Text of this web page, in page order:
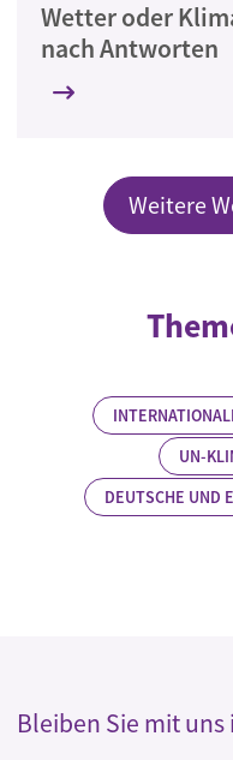
Wetter oder
nach Antworten
Weitere
UN-
DEUTSCHE UND
Bleiben Sie mit